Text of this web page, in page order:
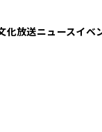
化放送ニュースイベ